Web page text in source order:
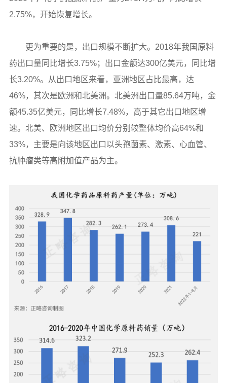
2.75%，开始恢复增长。
更为重要的是，出口规模不断扩大。2018年我国原料
药出口量同比增长3.75%；出口金额达300亿美元，同比增
长3.20%。从出口地区来看，亚洲地区占比最高，达
46%，其次是欧洲和北美洲。北美洲出口量85.64万吨，金
额45.35亿美元，同比增长7.48%，高于其它出口地区增
速。北美、欧洲地区出口均价分别较整体均价高64%和
33%，主要是向该地区出口以头孢菌素、激素、心血管、
抗肿瘤类等高附加值产品为主。